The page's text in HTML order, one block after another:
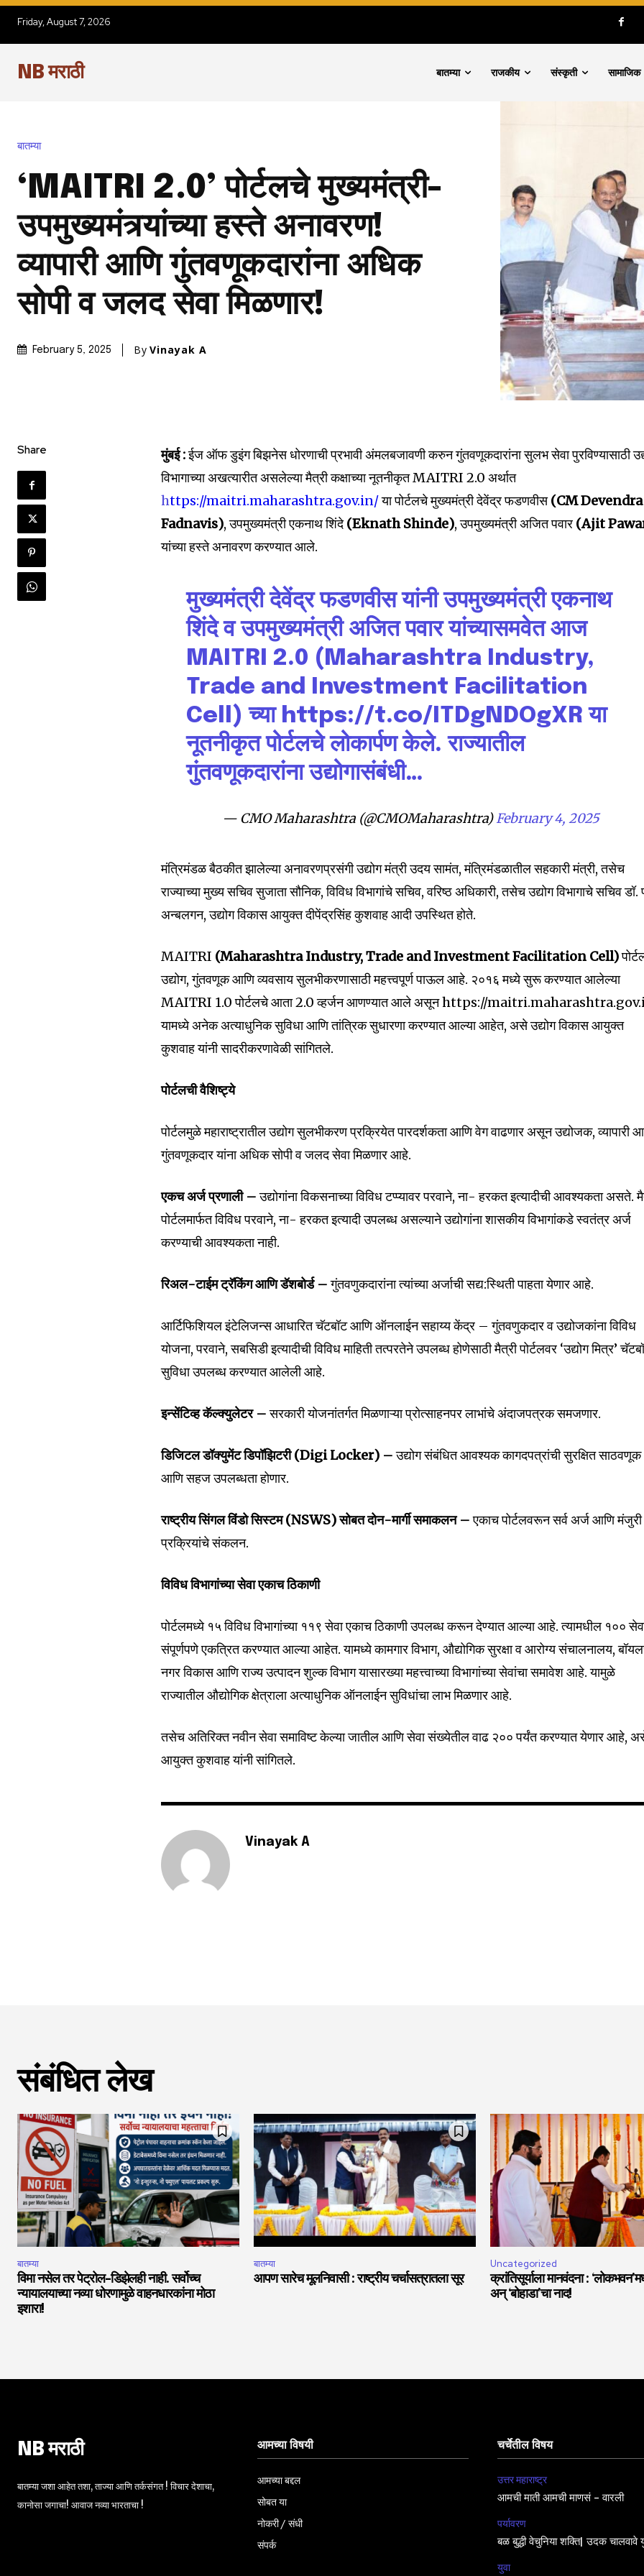
Join our community of
SUBSCRIBERS and be part
of the conversation.
To subscribe, simply enter your email address on our website or click
the subscribe button below. Don't worry, we respect your privacy and
Friday, August 7, 2026
NB मराठी बातम्या राजकीय संस्कृती सामाजिक
बातम्या
‘MAITRI 2.0’ पोर्टलचे मुख्यमंत्री-
उपमुख्यमंत्र्यांच्या हस्ते अनावरण!
व्यापारी आणि गुंतवणूकदारांना अधिक
सोपी व जलद सेवा मिळणार!
February 5, 2025 By Vinayak A
Share मुंबई :ईज ऑफ डुइंग बिझनेस धोरणाची प्रभावी अंमलबजावणी करुन गुंतवणूकदारांना सुलभ सेवा पुरविण्यासाठी
विभागाच्या अखत्यारीत असलेल्या मैत्री कक्षाच्या नूतनीकृत MAITRI 2.0 अर्थात
https://maitri.maharashtra.gov.in/या पोर्टलचे मुख्यमंत्री देवेंद्र फडणवीस(CM Devendra
Fadnavis), उपमुख्यमंत्री एकनाथ शिंदे(Eknath Shinde), उपमुख्यमंत्री अजित पवार (Ajit
यांच्या हस्ते अनावरण करण्यात आले.
मुख्यमंत्री देवेंद्र फडणवीस यांनी उपमुख्यमंत्री एकनाथ
शिंदे व उपमुख्यमंत्री अजित पवार यांच्यासमवेत आज
MAITRI 2.0 (Maharashtra Industry,
Trade and Investment Facilitation
Cell) च्या https://t.co/ITDgNDOgXR या
नूतनीकृत पोर्टलचे लोकार्पण केले. राज्यातील
गुंतवणूकदारांना उद्योगासंबंधी…
— CMO Maharashtra (@CMOMaharashtra)February 4, 2025
मंत्रिमंडळ बैठकीत झालेल्या अनावरणप्रसंगी उद्योग मंत्री उदय सामंत, मंत्रिमंडळातील सहकारी मंत्री, तसेच
राज्याच्या मुख्य सचिव सुजाता सौनिक, विविध विभागांचे सचिव, वरिष्ठ अधिकारी, तसेच उद्योग विभागाचे सचिव डॉ.
अन्बलगन, उद्योग विकास आयुक्त दीपेंद्रसिंह कुशवाह आदी उपस्थित होते.
MAITRI (Maharashtra Industry, Trade and Investment Facilitation Cell)
उद्योग, गुंतवणूक आणि व्यवसाय सुलभीकरणासाठी महत्त्वपूर्ण पाऊल आहे. २०१६ मध्ये सुरू करण्यात आलेल्या
MAITRI 1.0 पोर्टलचे आता 2.0 व्हर्जन आणण्यात आले असून https://
यामध्ये अनेक अत्याधुनिक सुविधा आणि तांत्रिक सुधारणा करण्यात आल्या आहेत, असे उद्योग विकास आयुक्त
कुशवाह यांनी सादरीकरणावेळी सांगितले.
पोर्टलची वैशिष्ट्ये
पोर्टलमुळे महाराष्ट्रातील उद्योग सुलभीकरण प्रक्रियेत पारदर्शकता आणि वेग वाढणार असून उद्योजक, व्यापारी
गुंतवणूकदार यांना अधिक सोपी व जलद सेवा मिळणार आहे.
एकच अर्ज प्रणाली –उद्योगांना विकसनाच्या विविध टप्प्यावर परवाने, ना- हरकत इत्यादीची आवश्यकता असते.
पोर्टलमार्फत विविध परवाने, ना- हरकत इत्यादी उपलब्ध असल्याने उद्योगांना शासकीय विभागांकडे स्वतंत्र अर्ज
करण्याची आवश्यकता नाही.
रिअल-टाईम ट्रॅकिंग आणि डॅशबोर्ड –गुंतवणुकदारांना त्यांच्या अर्जाची सद्य:स्थिती पाहता येणार आहे.
आर्टिफिशियल इंटेलिजन्स आधारित चॅटबॉट आणि ऑनलाईन सहाय्य केंद्र – गुंतवणुकदार व उद्योजकांना विविध
योजना, परवाने, सबसिडी इत्यादीची विविध माहिती तत्परतेने उपलब्ध होणेसाठी मैत्री पोर्टलवर ‘उद्योग मित्र’
सुविधा उपलब्ध करण्यात आलेली आहे.
इन्सेंटिव्ह कॅल्क्युलेटर –सरकारी योजनांतर्गत मिळणाऱ्या प्रोत्साहनपर लाभांचे अंदाजपत्रक समजणार.
डिजिटल डॉक्युमेंट डिपॉझिटरी (Digi Locker) –उद्योग संबंधित आवश्यक कागदपत्रांची सुरक्षित साठवणूक
आणि सहज उपलब्धता होणार.
राष्ट्रीय सिंगल विंडो सिस्टम (NSWS) सोबत दोन-मार्गी समाकलन –एकाच पोर्टलवरून सर्व अर्ज आणि मंजुरी
प्रक्रियांचे संकलन.
विविध विभागांच्या सेवा एकाच ठिकाणी
पोर्टलमध्ये १५ विविध विभागांच्या ११९ सेवा एकाच ठिकाणी उपलब्ध करून देण्यात आल्या आहे. त्यामधील १००
संपूर्णपणे एकत्रित करण्यात आल्या आहेत. यामध्ये कामगार विभाग, औद्योगिक सुरक्षा व आरोग्य संचालनालय,
नगर विकास आणि राज्य उत्पादन शुल्क विभाग यासारख्या महत्त्वाच्या विभागांच्या सेवांचा समावेश आहे. यामुळे
राज्यातील औद्योगिक क्षेत्राला अत्याधुनिक ऑनलाईन सुविधांचा लाभ मिळणार आहे.
तसेच अतिरिक्त नवीन सेवा समाविष्ट केल्या जातील आणि सेवा संख्येतील वाढ २०० पर्यंत करण्यात येणार आहे,
आयुक्त कुशवाह यांनी सांगितले.
Vinayak A
संबंधित लेख
बातम्या
विमा नसेल तर पेट्रोल-डिझेलही नाही. सर्वोच्च
न्यायालयाच्या नव्या धोरणामुळे वाहनधारकांना मोठा
इशारा!
बातम्या
आपण सारेच मूलनिवासी : राष्ट्रीय चर्चासत्रातला सूर
Uncategorized
क्रांतिसूर्याला मानवंदना :
अन् ‘बोहाडा’चा नाद!
NB मराठी
बातम्या जशा आहेत तशा, ताज्या आणि तर्कसंगत ! विचार देशाचा,
कानोसा जगाचा! आवाज नव्या भारताचा !
आमच्या विषयी
आमच्या बद्दल
सोबत या
नोकरी / संधी
संपर्क
चर्चेतील विषय
उत्तर महाराष्ट्र
आमची माती आमची माणसं – वारली
पर्यावरण
बळ बुद्धी वेचुनिया शक्ति| उदक चालवावे
युवा